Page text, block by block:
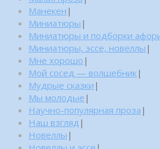
Манекен |
Миниатюры |
Миниатюры и подборки
Миниатюры, эссе, новеллы |
Мне хорошо |
Мой сосед — волшебник|
Мудрые сказки |
Мы молодые |
Научно-популярная проза |
Наш взгляд |
Новеллы |